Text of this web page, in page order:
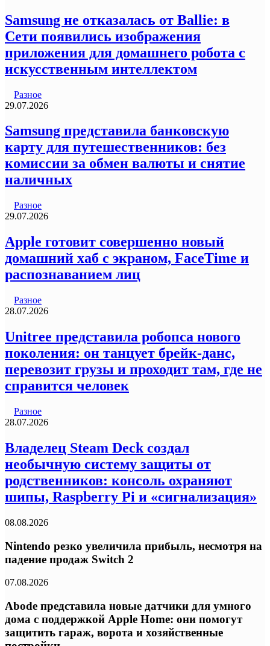
Samsung не отказалась от Ballie: в
Сети появились изображения
приложения для домашнего робота с
искусственным интеллектом
Разное
29.07.2026
Samsung представила банковскую
карту для путешественников: без
комиссии за обмен валюты и снятие
наличных
Разное
29.07.2026
Apple готовит совершенно новый
домашний хаб с экраном, FaceTime и
распознаванием лиц
Разное
28.07.2026
Unitree представила робопса нового
поколения: он танцует брейк-данс,
перевозит грузы и проходит там, где не
справится человек
Разное
28.07.2026
Владелец Steam Deck создал
необычную систему защиты от
родственников: консоль охраняют
шипы, Raspberry Pi и «сигнализация»
08.08.2026
Nintendo резко увеличила прибыль, несмотря на
падение продаж Switch 2
07.08.2026
Abode представила новые датчики для умного
дома с поддержкой Apple Home: они помогут
защитить гараж, ворота и хозяйственные